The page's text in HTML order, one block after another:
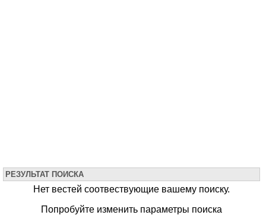
РЕЗУЛЬТАТ ПОИСКА
Нет вестей соотвествующие вашему поиску.
Попробуйте изменить параметры поиска